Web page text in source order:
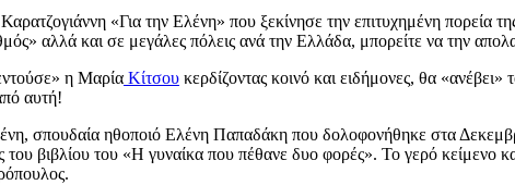
«Για την Ελένη» που ξεκίνησε την επιτυχημένη πορεία
αλλά και σε μεγάλες πόλεις ανά την Ελλάδα, μπορείτε να την
η Μαρία Κίτσου κερδίζοντας κοινό και ειδήμονες, θα
αυτή!
σπουδαία ηθοποιό Ελένη Παπαδάκη που δολοφονήθηκε στα
βιβλίου του «Η γυναίκα που πέθανε δυο φορές». Το γερό κείμενο